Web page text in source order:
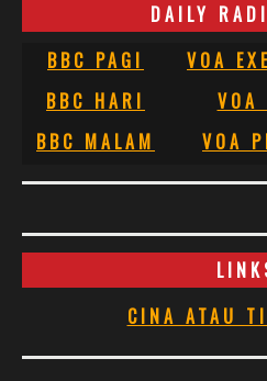
DAILY
BBC PAGI
VOA
BBC HARI
VOA
BBC MALAM
VOA
CINA ATAU